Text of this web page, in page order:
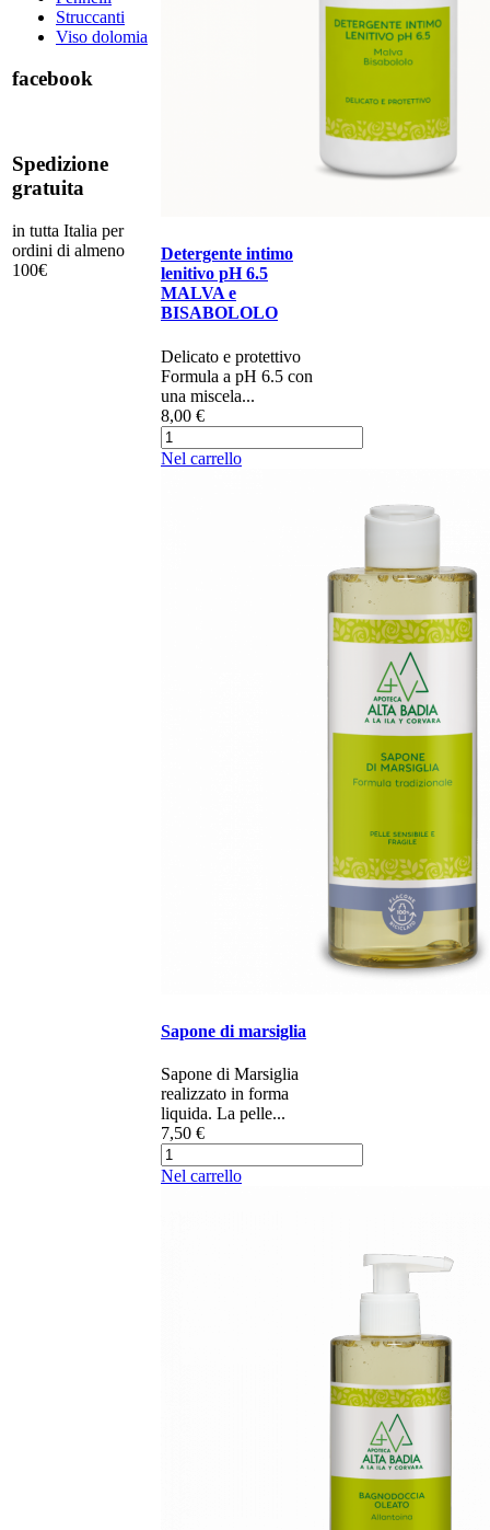
Struccanti
Viso dolomia
facebook
Spedizione
gratuita
in tutta Italia per
ordini di almeno
100€
Detergente intimo
lenitivo pH 6.5
MALVA e
BISABOLOLO
Delicato e protettivo​
Formula a pH 6.5 con
una miscela...
8,00 €
Nel carrello
Sapone di marsiglia
​Sapone di Marsiglia
realizzato in forma
liquida. La pelle...
7,50 €
Nel carrello